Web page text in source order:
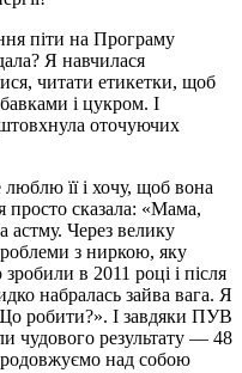
піти на Програму
Я навчилася
читати етикетки, щоб
і цукром. І
оточуючих
її і хочу, щоб вона
просто сказала: «Мама,
астму. Через велику
з ниркою, яку
в 2011 році і після
набралась зайва вага. Я
робити?». І завдяки ПУВ
чудового результату — 48
над собою